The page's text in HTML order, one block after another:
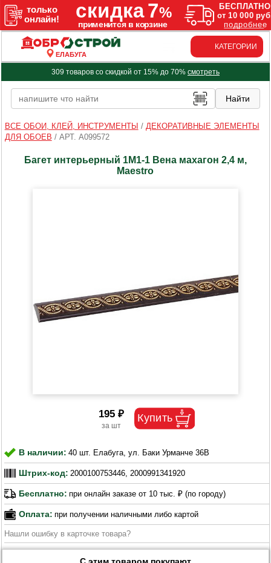
ЕЛАБУГА
КАТЕГОРИИ
309 товаров со скидкой от 15% до 70% смотреть
ВСЕ ОБОИ, КЛЕЙ, ИНСТРУМЕНТЫ / ДЕКОРАТИВНЫЕ ЭЛЕМЕНТЫ
ДЛЯ ОБОЕВ / АРТ. A099572
Багет интерьерный 1М1-1 Вена махагон 2,4 м,
Maestro
195 ₽
В наличии: 40 шт. Елабуга, ул. Баки Урманче 36В
Штрих-код: 2000100753446, 2000991341920
Бесплатно: при онлайн заказе от 10 тыс. ₽ (по городу)
Оплата: при получении наличными либо картой
Нашли ошибку в карточке товара?
С этим товаром покупают